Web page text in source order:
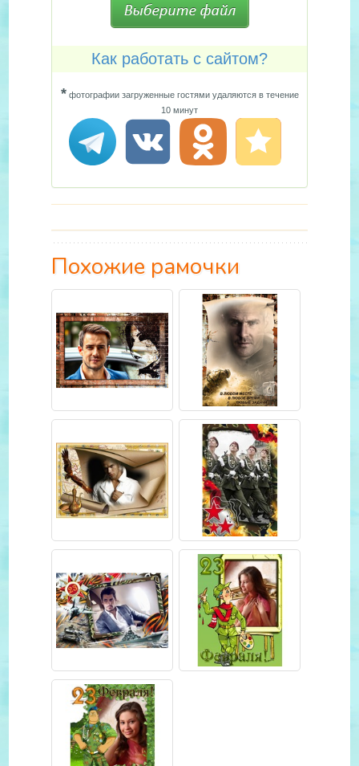
Как работать с сайтом?
*фотографии загруженные гостями удаляются в течение
10 минут
Похожие рамочки